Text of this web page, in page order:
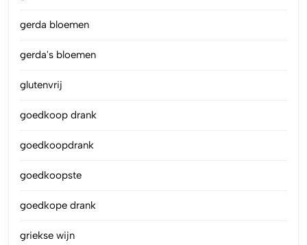
gerda bloemen
gerda's bloemen
glutenvrij
goedkoop drank
goedkoopdrank
goedkoopste
goedkope drank
griekse wijn